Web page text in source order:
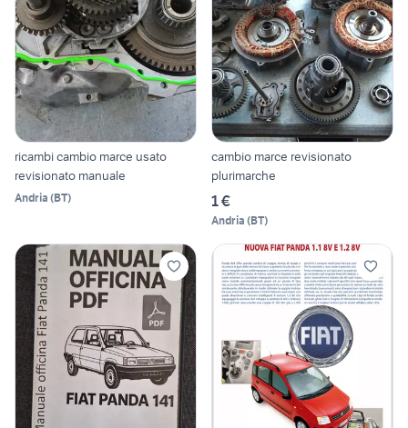
ricambi cambio marce usato
revisionato manuale
Andria (BT)
cambio marce revisionato
plurimarche
1 €
Andria (BT)